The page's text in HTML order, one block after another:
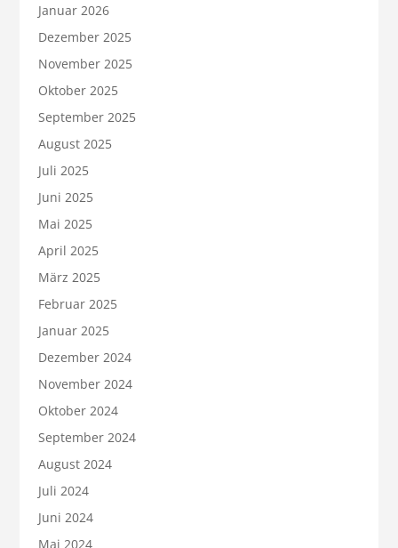
Januar 2026
Dezember 2025
November 2025
Oktober 2025
September 2025
August 2025
Juli 2025
Juni 2025
Mai 2025
April 2025
März 2025
Februar 2025
Januar 2025
Dezember 2024
November 2024
Oktober 2024
September 2024
August 2024
Juli 2024
Juni 2024
Mai 2024